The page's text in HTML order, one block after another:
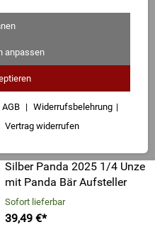
anpassen
AGB
Widerrufsbelehrung
Vertrag widerrufen
Aufsteller
Silber Panda 2025 1/4 Unze
mit Panda Bär Aufsteller
Sofort lieferbar
39,49 €*